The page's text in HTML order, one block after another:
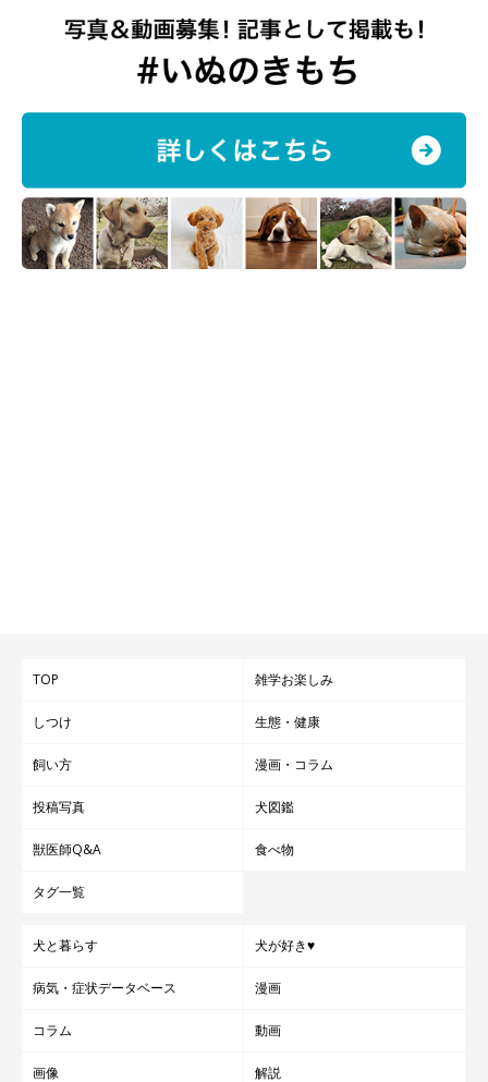
TOP 雑学お楽しみ
しつけ 生態・健康
飼い方 漫画・コラム
投稿写真 犬図鑑
獣医師Q&A 食べ物
タグ一覧
犬と暮らす 犬が好き♥
病気・症状データベース 漫画
コラム 動画
画像 解説